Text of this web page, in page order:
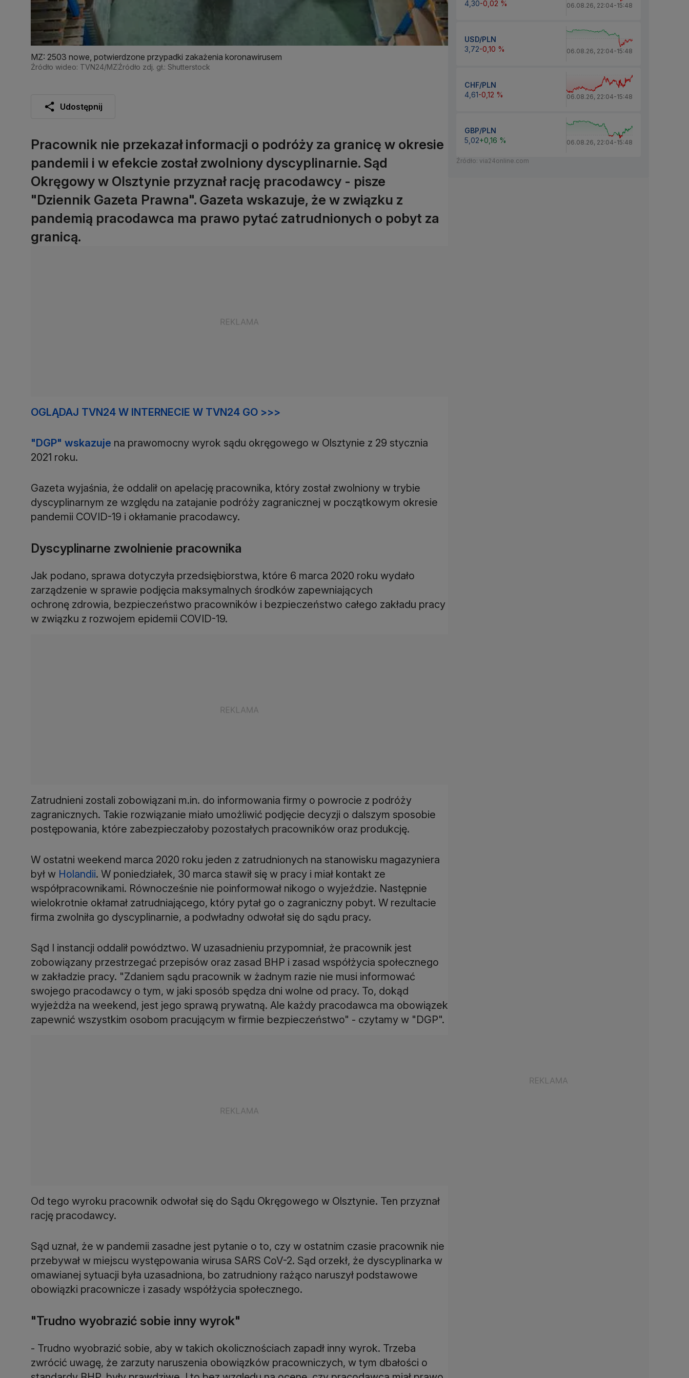
MZ: 2503 nowe, potwierdzone przypadki zakażenia koronawirusem
Źródło wideo: TVN24/MZŹródło zdj. gł.: Shutterstock
Udostępnij
Pracownik nie przekazał informacji o podróży za granicę w okresie
pandemii i w efekcie został zwolniony dyscyplinarnie. Sąd
Okręgowy w Olsztynie przyznał rację pracodawcy - pisze
"Dziennik Gazeta Prawna". Gazeta wskazuje, że w związku z
pandemią pracodawca ma prawo pytać zatrudnionych o pobyt za
granicą.
OGLĄDAJ TVN24 W INTERNECIE W TVN24 GO >>>
"DGP" wskazuje na prawomocny wyrok sądu okręgowego w Olsztynie z 29 stycznia
2021 roku.
Gazeta wyjaśnia, że oddalił on apelację pracownika, który został zwolniony w trybie
dyscyplinarnym ze względu na zatajanie podróży zagranicznej w początkowym okresie
pandemii COVID-19 i okłamanie pracodawcy.
Dyscyplinarne zwolnienie pracownika
Jak podano, sprawa dotyczyła przedsiębiorstwa, które 6 marca 2020 roku wydało
zarządzenie w sprawie podjęcia maksymalnych środków zapewniających
ochronę zdrowia, bezpieczeństwo pracowników i bezpieczeństwo całego zakładu pracy
w związku z rozwojem epidemii COVID-19.
Zatrudnieni zostali zobowiązani m.in. do informowania firmy o powrocie z podróży
zagranicznych. Takie rozwiązanie miało umożliwić podjęcie decyzji o dalszym sposobie
postępowania, które zabezpieczałoby pozostałych pracowników oraz produkcję.
W ostatni weekend marca 2020 roku jeden z zatrudnionych na stanowisku magazyniera
był w Holandii. W poniedziałek, 30 marca stawił się w pracy i miał kontakt ze
współpracownikami. Równocześnie nie poinformował nikogo o wyjeździe. Następnie
wielokrotnie okłamał zatrudniającego, który pytał go o zagraniczny pobyt. W rezultacie
firma zwolniła go dyscyplinarnie, a podwładny odwołał się do sądu pracy.
Sąd I instancji oddalił powództwo. W uzasadnieniu przypomniał, że pracownik jest
zobowiązany przestrzegać przepisów oraz zasad BHP i zasad współżycia społecznego
w zakładzie pracy. "Zdaniem sądu pracownik w żadnym razie nie musi informować
swojego pracodawcy o tym, w jaki sposób spędza dni wolne od pracy. To, dokąd
wyjeżdża na weekend, jest jego sprawą prywatną. Ale każdy pracodawca ma obowiązek
zapewnić wszystkim osobom pracującym w firmie bezpieczeństwo" - czytamy w "DGP".
Od tego wyroku pracownik odwołał się do Sądu Okręgowego w Olsztynie. Ten przyznał
rację pracodawcy.
Sąd uznał, że w pandemii zasadne jest pytanie o to, czy w ostatnim czasie pracownik nie
przebywał w miejscu występowania wirusa SARS CoV-2. Sąd orzekł, że dyscyplinarka w
omawianej sytuacji była uzasadniona, bo zatrudniony rażąco naruszył podstawowe
obowiązki pracownicze i zasady współżycia społecznego.
"Trudno wyobrazić sobie inny wyrok"
- Trudno wyobrazić sobie, aby w takich okolicznościach zapadł inny wyrok. Trzeba
zwrócić uwagę, że zarzuty naruszenia obowiązków pracowniczych, w tym dbałości o
4,30-0,02 % 06.08.26, 22:04-15:48
USD/PLN
3,72-0,10 % 06.08.26, 22:04-15:48
CHF/PLN
4,61-0,12 % 06.08.26, 22:04-15:48
GBP/PLN
5,02+0,16 % 06.08.26, 22:04-15:48
Źródło: via24online.com